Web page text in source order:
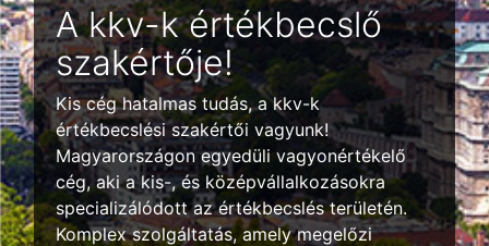
A kkv-k értékbecslő
szakértője!
Kis cég hatalmas tudás, a kkv-k
értékbecslési szakértői vagyunk!
Magyarországon egyedüli vagyonértékelő
cég, aki a kis-, és középvállalkozásokra
specializálódott az értékbecslés területén.
Komplex szolgáltatás, amely megelőzi